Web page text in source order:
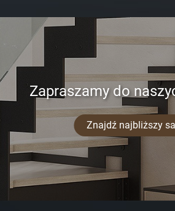
Zapraszamy do
Znajdź najbliższy